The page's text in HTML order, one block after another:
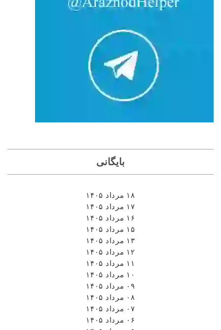
بایگانی
۱۸ مرداد ۱۴۰۵
۱۷ مرداد ۱۴۰۵
۱۶ مرداد ۱۴۰۵
۱۵ مرداد ۱۴۰۵
۱۳ مرداد ۱۴۰۵
۱۲ مرداد ۱۴۰۵
۱۱ مرداد ۱۴۰۵
۱۰ مرداد ۱۴۰۵
۰۹ مرداد ۱۴۰۵
۰۸ مرداد ۱۴۰۵
۰۷ مرداد ۱۴۰۵
۰۶ مرداد ۱۴۰۵